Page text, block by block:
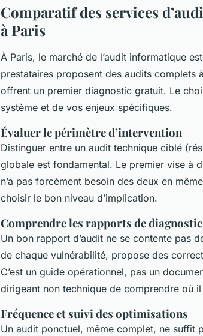
Comparatif des services
à Paris
À Paris, le marché de l’audit informatique
prestataires proposent des audits complets
offrent un premier diagnostic gratuit. Le
système et de vos enjeux spécifiques.
Évaluer le périmètre d’intervention
Distinguer entre un audit technique ciblé
globale est fondamental. Le premier vise à
n’a pas forcément besoin des deux en
choisir le bon niveau d’implication.
Comprendre les rapports de diagnostic
Un bon rapport d’audit ne se contente pas
de chaque vulnérabilité, propose des
C’est un guide opérationnel, pas un
dirigeant non technique de comprendre où
Fréquence et suivi des optimisations
Un audit ponctuel, même complet, ne suffit